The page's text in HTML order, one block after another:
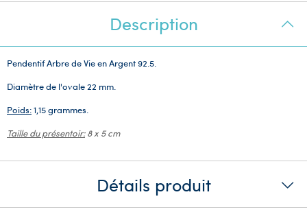
Description
Pendentif Arbre de Vie en Argent 92.5.
Diamètre de l'ovale 22 mm.
Poids:1,15 grammes.
Taille du présentoir:8 x 5 cm
Détails produit